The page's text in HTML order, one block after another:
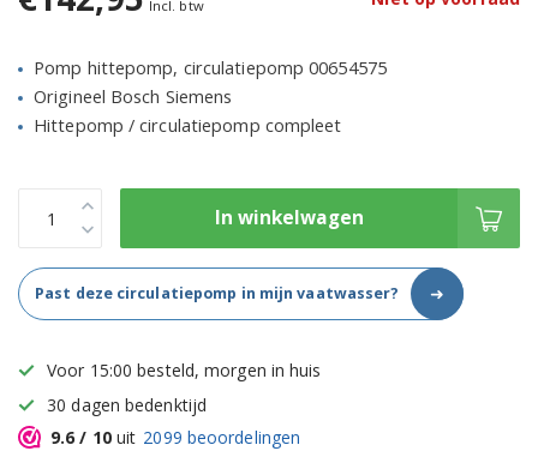
Incl. btw
Pomp hittepomp, circulatiepomp 00654575
Origineel Bosch Siemens
Hittepomp / circulatiepomp compleet
In winkelwagen
Past deze circulatiepomp in mijn vaatwasser? ➜
Voor 15:00 besteld, morgen in huis
30 dagen bedenktijd
9.6 / 10uit 2099 beoordelingen